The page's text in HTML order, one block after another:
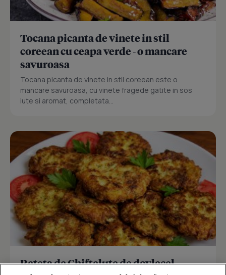
Tocana picanta de vinete in stil
coreean cu ceapa verde - o mancare
savuroasa
Tocana picanta de vinete in stil coreean este o
mancare savuroasa, cu vinete fragede gatite in sos
iute si aromat, completata...
Reteta de Chiftelute de dovlecel